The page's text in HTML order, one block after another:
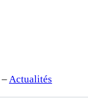
– Actualités